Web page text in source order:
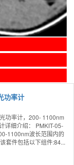
功率计
功率计，200- 1100nm
详细介绍： PMKIT-05-
1100nm波长范围内的
套件包括以下组件:84...